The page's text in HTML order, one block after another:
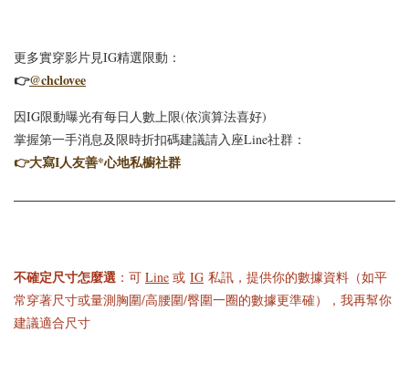
更多實穿影片見IG精選限動：
👉@chclovee
因IG限動曝光有每日人數上限(依演算法喜好)
掌握第一手消息及限時折扣碼建議請入座Line社群：
👉大寫I人友善*心地私櫥社群
不確定尺寸怎麼選 ：可 Line 或 IG 私訊，提供你的數據資料（如平
常穿著尺寸或量測胸圍/高腰圍/臀圍一圈的數據更準確），我再幫你
建議適合尺寸